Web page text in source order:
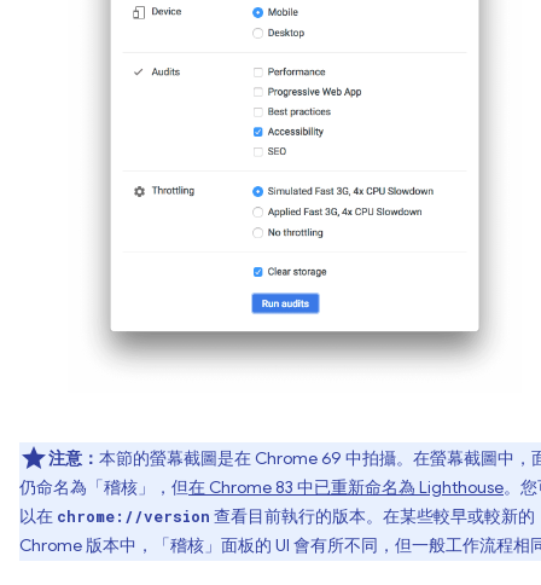
注意： 本節的螢幕截圖是在 Chrome 69 中拍攝。在螢幕截圖中，
仍命名為「稽核」
，但在 Chrome 83 中已重新命名為 Lighthouse。
以在 chrome://version 查看目前執行的版本。在某些較早或較新的
Chrome 版本中，「稽核」 面板的 UI 會有所不同，但一般工作流程相